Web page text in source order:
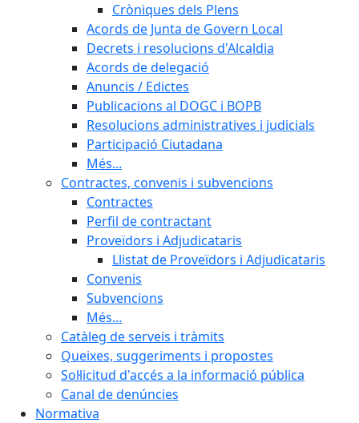
Cròniques dels Plens
Acords de Junta de Govern Local
Decrets i resolucions d'Alcaldia
Acords de delegació
Anuncis / Edictes
Publicacions al DOGC i BOPB
Resolucions administratives i judicials
Participació Ciutadana
Més...
Contractes, convenis i subvencions
Contractes
Perfil de contractant
Proveïdors i Adjudicataris
Llistat de Proveïdors i Adjudicataris
Convenis
Subvencions
Més...
Catàleg de serveis i tràmits
Queixes, suggeriments i propostes
Sol·licitud d'accés a la informació pública
Canal de denúncies
Normativa